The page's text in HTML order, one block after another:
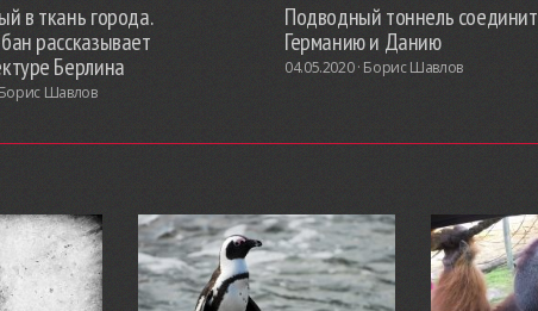
в ткань города.
рассказывает
Берлина
Шавлов
Подводный тоннель соединит
Германию и Данию
04.05.2020 · Борис Шавлов